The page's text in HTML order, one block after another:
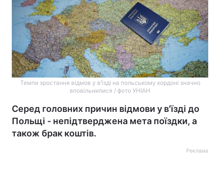
Темпи зростання відмов у в’їзді на польському кордоні значно
вповільнилися / фото УНІАН
Серед головних причин відмови у в'їзді до
Польщі - непідтверджена мета поїздки, а
також брак коштів.
Реклама